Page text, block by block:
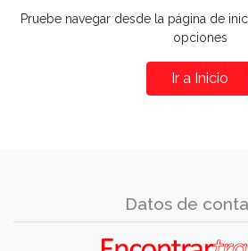
Pruebe navegar desde la página de
opciones
Ir a Inicio
Datos de